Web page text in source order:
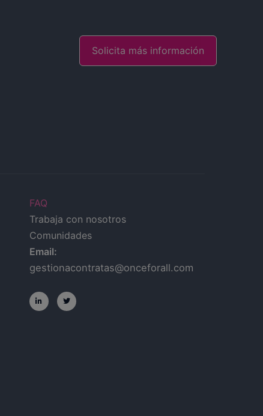
Solicita más información
FAQ
Trabaja con nosotros
Comunidades
Email:
gestionacontratas@onceforall.com